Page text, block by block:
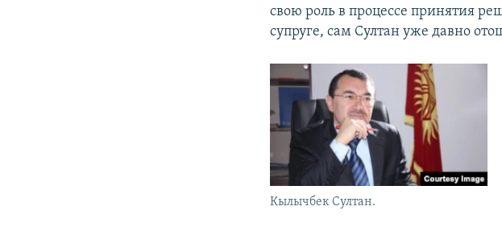
свою роль в процессе принятия
супруге, сам Султан уже давно
Кылычбек Султан.